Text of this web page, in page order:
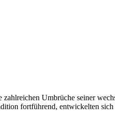
Umbrüche seiner
fortführend, entwickelten